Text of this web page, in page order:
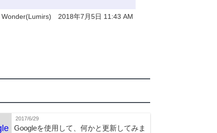
Wonder(Lumirs) 2018年7月5日 11:43 AM
2017/6/29
Googleを使用して、何かと更新してみま